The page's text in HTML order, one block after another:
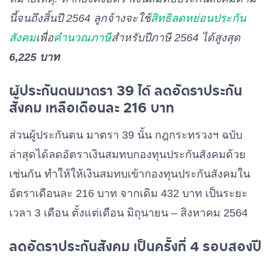
2564
ก.พ.
2564
0.5% ฿75 3% ฿450
มี.ค.
2564
0.5% ฿75 3% ฿450
เม.ย.
2564
5% ฿750 5% ฿750
พ.ค.
2564
5% ฿750 5% ฿750
มิ.ย.
NEW!
2.5%
นี้จนถึงสิ้นปี 2564 ลูกจ้างจะใช้สิทธิลดหย่อนประกัน
สังคมเพื่อคำนวณภาษีสำหรับปีภาษี 2564 ได้สูงสุด
6,225 บาท
ผู้ประกันตนมาตรา 39 ได้ ลดอัตราประกัน
สังคม เหลือเดือนละ 216 บาท
ส่วนผู้ประกันตน มาตรา 39 นั้น กฎกระทรวงฯ ฉบับ
ล่าสุดได้ลดอัตราเงินสมทบกองทุนประกันสังคมด้วย
เช่นกัน ทำให้ให้เงินสมทบเข้ากองทุนประกันสังคมใน
อัตราเดือนละ 216 บาท จากเดิม 432 บาท เป็นระยะ
เวลา 3 เดือน ตั้งแต่เดือน มิถุนายน – สิงหาคม 2564
ลดอัตราประกันสังคม เป็นครั้งที่ 4 รอบสองปี